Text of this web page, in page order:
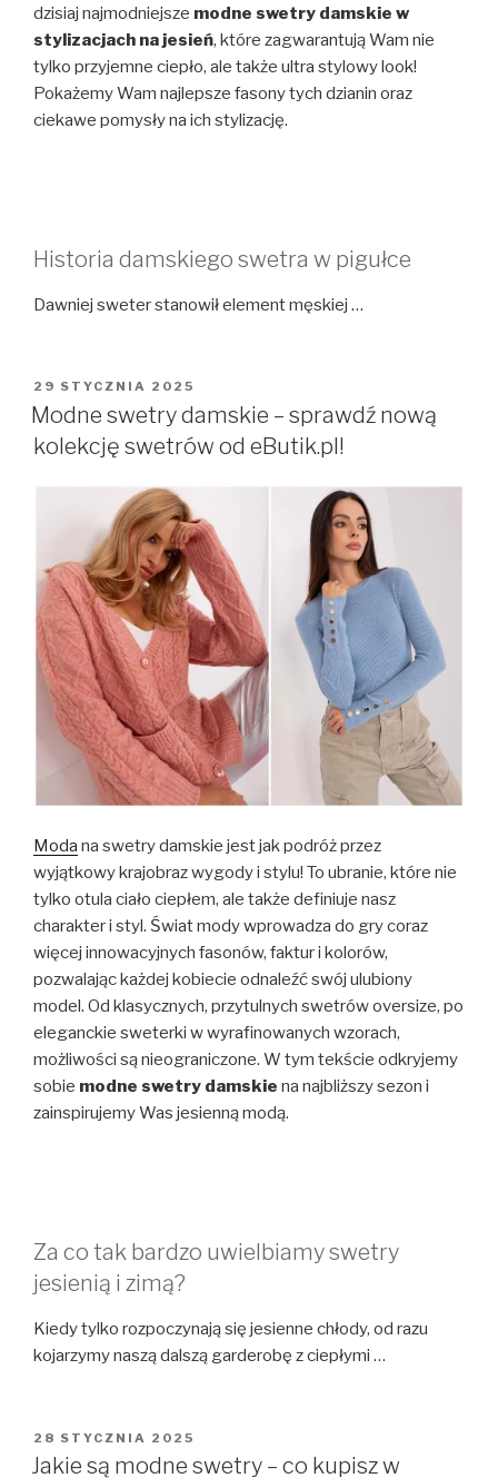
dzisiaj najmodniejsze modne swetry damskie w
stylizacjach na jesień, które zagwarantują Wam nie
tylko przyjemne ciepło, ale także ultra stylowy look!
Pokażemy Wam najlepsze fasony tych dzianin oraz
ciekawe pomysły na ich stylizację.
Historia damskiego swetra w pigułce
Dawniej sweter stanowił element męskiej …
OPUBLIKOWANE
W
29 STYCZNIA 2025
Modne swetry damskie – sprawdź nową
kolekcję swetrów od eButik.pl!
Moda na swetry damskie jest jak podróż przez
wyjątkowy krajobraz wygody i stylu! To ubranie, które nie
tylko otula ciało ciepłem, ale także definiuje nasz
charakter i styl. Świat mody wprowadza do gry coraz
więcej innowacyjnych fasonów, faktur i kolorów,
pozwalając każdej kobiecie odnaleźć swój ulubiony
model. Od klasycznych, przytulnych swetrów oversize, po
eleganckie sweterki w wyrafinowanych wzorach,
możliwości są nieograniczone. W tym tekście odkryjemy
sobie modne swetry damskie na najbliższy sezon i
zainspirujemy Was jesienną modą.
Za co tak bardzo uwielbiamy swetry
jesienią i zimą?
Kiedy tylko rozpoczynają się jesienne chłody, od razu
kojarzymy naszą dalszą garderobę z ciepłymi …
OPUBLIKOWANE
W
28 STYCZNIA 2025
Jakie są modne swetry – co kupisz w